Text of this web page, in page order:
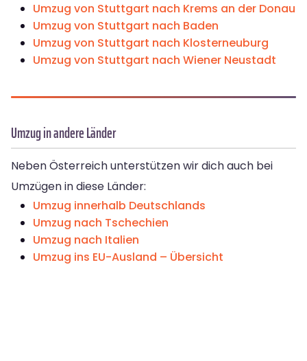
Umzug von Stuttgart nach Krems an der Donau
Umzug von Stuttgart nach Baden
Umzug von Stuttgart nach Klosterneuburg
Umzug von Stuttgart nach Wiener Neustadt
Umzug in andere Länder
Neben Österreich unterstützen wir dich auch bei
Umzügen in diese Länder:
Umzug innerhalb Deutschlands
Umzug nach Tschechien
Umzug nach Italien
Umzug ins EU-Ausland – Übersicht